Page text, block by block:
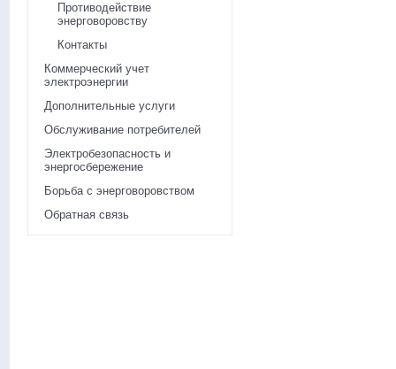
Противодействие
энерговоровству
Контакты
Коммерческий учет
электроэнергии
Дополнительные услуги
Обслуживание потребителей
Электробезопасность и
энергосбережение
Борьба с энерговоровством
Обратная связь